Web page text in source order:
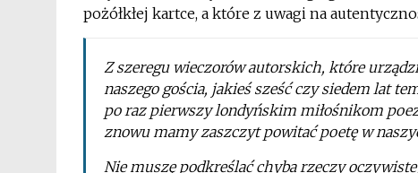
pożółkłej kartce, a które z uwagi na
Z szeregu wieczorów autorskich, które
naszego gościa, jakieś sześć czy siedem lat
po raz pierwszy londyńskim miłośnikom
znowu mamy zaszczyt powitać poetę w
Nie muszę podkreślać chyba rzeczy